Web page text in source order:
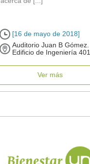
[16 de mayo de 2018]
Auditorio Juan B Gómez.
Edificio de Ingeniería 401
Ver más